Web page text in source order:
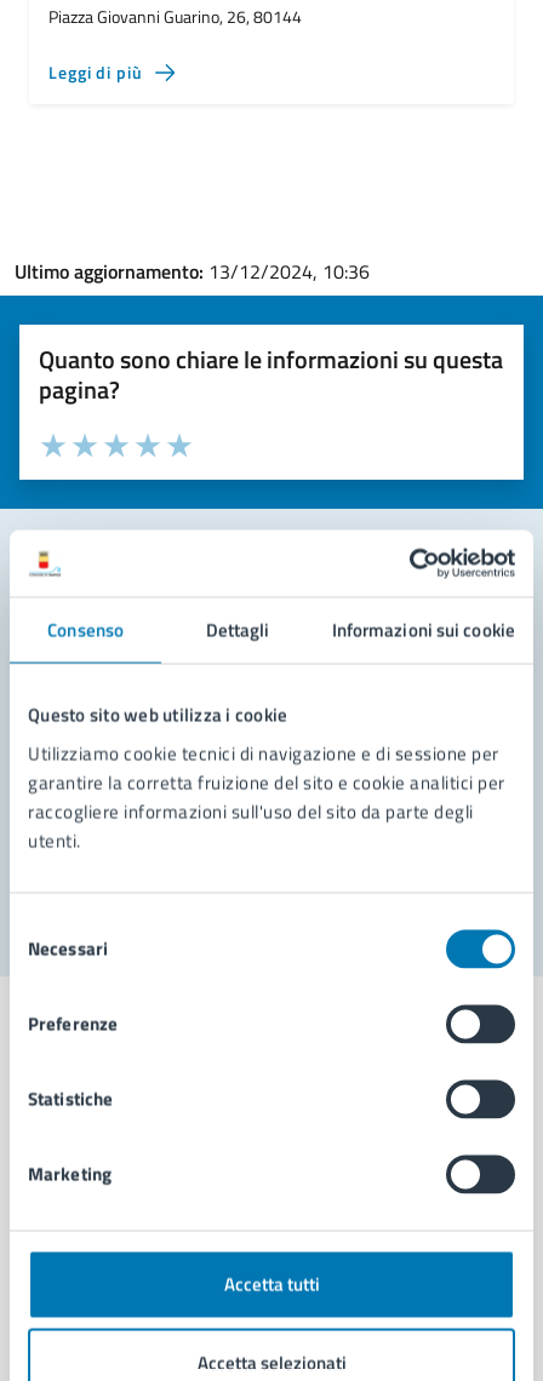
Consenso Dettagli Informazioni sui cookie
Questo sito web utilizza i cookie
Utilizziamo cookie tecnici di navigazione e di sessione per
garantire la corretta fruizione del sito e cookie analitici per
raccogliere informazioni sull'uso del sito da parte degli
utenti.
delNecessari
Preferenze
Statistiche
Marketing
Accetta tutti
Accetta selezionati
Piazza Giovanni Guarino, 26, 80144
Leggi di più
Ultimo aggiornamento: 13/12/2024, 10:36
Quanto sono chiare le informazioni su questa
pagina?
Valuta la chiarezza delle informazioni (da 1 a 5 stelle)
Seleziona il numero di stelle per valutare la chiarezza delle
Valuta 5 stelle su 5
Valuta 4 stelle su 5
Valuta 3 stelle su 5
Valuta 2 stelle su 5
Valuta 1 stelle su 5
Leggi le domande frequenti
Richiedi assistenza
Prenota appuntamento
Problemi in città
Comune di Napoli
AMMINISTRAZIONE
Organi di governo
Enti e fondazioni